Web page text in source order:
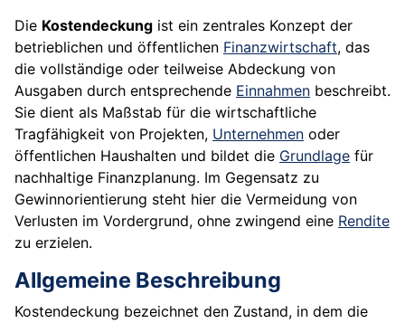
Die Kostendeckung ist ein zentrales Konzept der
betrieblichen und öffentlichen Finanzwirtschaft, das
die vollständige oder teilweise Abdeckung von
Ausgaben durch entsprechende Einnahmen beschreibt.
Sie dient als Maßstab für die wirtschaftliche
Tragfähigkeit von Projekten, Unternehmen oder
öffentlichen Haushalten und bildet die Grundlage für
nachhaltige Finanzplanung. Im Gegensatz zu
Gewinnorientierung steht hier die Vermeidung von
Verlusten im Vordergrund, ohne zwingend eine Rendite
zu erzielen.
Allgemeine Beschreibung
Kostendeckung bezeichnet den Zustand, in dem die